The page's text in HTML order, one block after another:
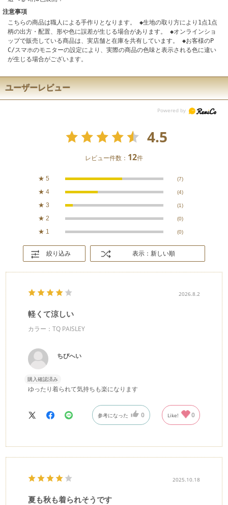
注意事項
こちらの商品は職人による手作りとなります。 ◆生地の取り方により1点1点
柄の出方・配置、形や色に誤差が生じる場合があります。 ◆オンラインショ
ップで販売している商品は、実店舗と在庫を共有しています。 ◆お客様のP
C/スマホのモニターの設定により、実際の商品の色味と表示される色に違い
が生じる場合がございます。
ユーザーレビュー
4.5
レビュー件数： 12件
★ 5 (7)
★ 4 (4)
★ 3 (1)
★ 2 (0)
★ 1 (0)
絞り込み 表示：新しい順
2026.8.2
軽くて涼しい
カラー：TQ PAISLEY
ちびへい
購入確認済み
ゆったり着られて気持ちも楽になります
参考になった 0 Like! 0
2025.10.18
夏も秋も着られそうです